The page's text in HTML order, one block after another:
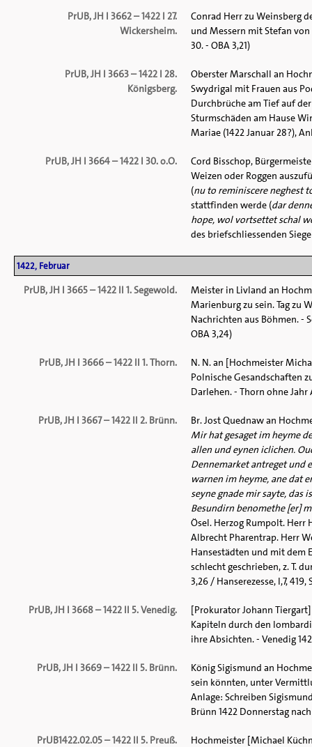
PrUB, JH I 3662 – 1422 I 27.
Wickersheim.
Conrad Herr zu Weinsberg
und Messern mit Stefan von
30. - OBA 3,21)
PrUB, JH I 3663 – 1422 I 28.
Königsberg.
Oberster Marschall an
Swydrigal mit Frauen aus
Durchbrüche am Tief auf
Sturmschäden am Hause
Mariae (1422 Januar 28?),
PrUB, JH I 3664 – 1422 I 30. o.O.
Cord Bisschop,
Weizen oder Roggen
(nu to reminiscere neghest
stattfinden werde (dar
hope, wol vortsettet schal
des briefschliessenden
1422, Februar
PrUB, JH I 3665 – 1422 II 1. Segewold.
Meister in Livland an
Marienburg zu sein. Tag zu
Nachrichten aus Böhmen. -
OBA 3,24)
PrUB, JH I 3666 – 1422 II 1. Thorn.
N. N. an [Hochmeister
Polnische Gesandschaften
Darlehen. - Thorn ohne Jahr
PrUB, JH I 3667 – 1422 II 2. Brünn.
Br. Jost Quednaw an
Mir hat gesaget im heyme
allen und eynen iclichen.
Dennemarket antreget und
warnen im heyme, ane dat
seyne gnade mir sayte, das
Besundirn benomethe [er]
Ösel. Herzog Rumpolt. Herr
Albrecht Pharentrap. Herr
Hansestädten und mit dem
schlecht geschrieben, z. T.
3,26 / Hanserezesse, I,7,
PrUB, JH I 3668 – 1422 II 5. Venedig.
[Prokurator Johann
Kapiteln durch den
ihre Absichten. - Venedig
PrUB, JH I 3669 – 1422 II 5. Brünn.
König Sigismund an
sein könnten, unter
Anlage: Schreiben
Brünn 1422 Donnerstag
PrUB1422.02.05 – 1422 II 5. Preuß.
Hochmeister [Michael